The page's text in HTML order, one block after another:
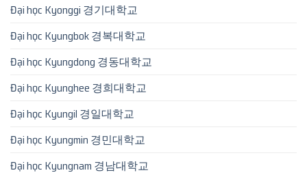
Đại học Kyonggi 경기대학교
Đại học Kyungbok 경복대학교
Đại học Kyungdong 경동대학교
Đại học Kyunghee 경희대학교
Đại học Kyungil 경일대학교
Đại học Kyungmin 경민대학교
Đại học Kyungnam 경남대학교